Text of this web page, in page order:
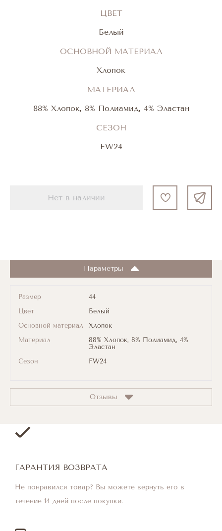
ЦВЕТ
Белый
ОСНОВНОЙ МАТЕРИАЛ
Хлопок
МАТЕРИАЛ
88% Хлопок, 8% Полиамид, 4% Эластан
СЕЗОН
FW24
Нет в наличии
Параметры
Размер
44
Цвет
Белый
Основной материал
Хлопок
Материал
88% Хлопок, 8% Полиамид, 4%
Эластан
Сезон
FW24
Отзывы
ГАРАНТИЯ ВОЗВРАТА
Не понравился товар? Вы можете вернуть его в
течение 14 дней после покупки.